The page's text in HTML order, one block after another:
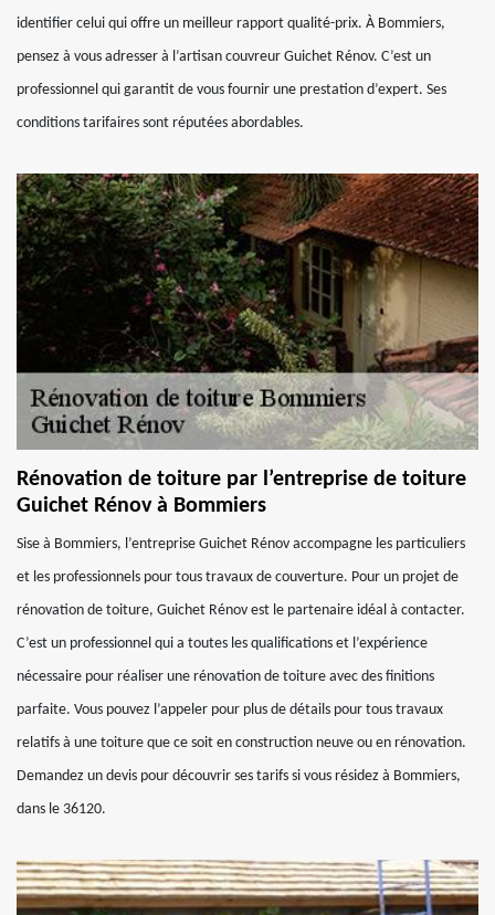
identifier celui qui offre un meilleur rapport qualité-prix. À Bommiers,
pensez à vous adresser à l’artisan couvreur Guichet Rénov. C’est un
professionnel qui garantit de vous fournir une prestation d’expert. Ses
conditions tarifaires sont réputées abordables.
Rénovation de toiture par l’entreprise de toiture
Guichet Rénov à Bommiers
Sise à Bommiers, l’entreprise Guichet Rénov accompagne les particuliers
et les professionnels pour tous travaux de couverture. Pour un projet de
rénovation de toiture, Guichet Rénov est le partenaire idéal à contacter.
C’est un professionnel qui a toutes les qualifications et l’expérience
nécessaire pour réaliser une rénovation de toiture avec des finitions
parfaite. Vous pouvez l’appeler pour plus de détails pour tous travaux
relatifs à une toiture que ce soit en construction neuve ou en rénovation.
Demandez un devis pour découvrir ses tarifs si vous résidez à Bommiers,
dans le 36120.